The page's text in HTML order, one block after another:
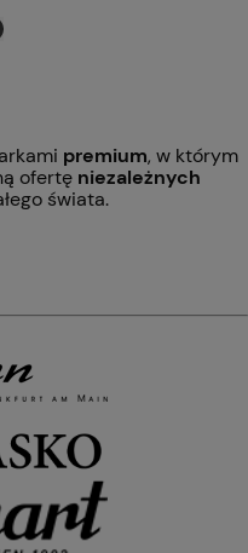
premium, w którym
ofertę niezależnych
świata.